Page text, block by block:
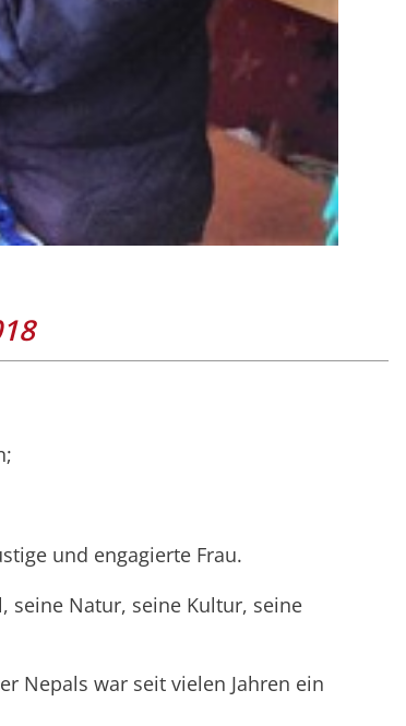
und engagierte Frau.
seine Natur, seine Kultur, seine
Nepals war seit vielen Jahren ein